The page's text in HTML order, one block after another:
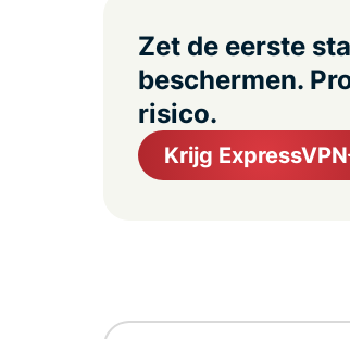
Zet de eerste
beschermen.
risico.
Krijg ExpressVPN